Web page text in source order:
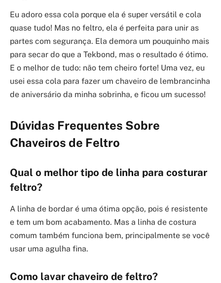
Eu adoro essa cola porque ela é super versátil e cola
quase tudo! Mas no feltro, ela é perfeita para unir as
partes com segurança. Ela demora um pouquinho mais
para secar do que a Tekbond, mas o resultado é ótimo.
E o melhor de tudo: não tem cheiro forte! Uma vez, eu
usei essa cola para fazer um chaveiro de lembrancinha
de aniversário da minha sobrinha, e ficou um sucesso!
Dúvidas Frequentes Sobre
Chaveiros de Feltro
Qual o melhor tipo de linha para costurar
feltro?
A linha de bordar é uma ótima opção, pois é resistente
e tem um bom acabamento. Mas a linha de costura
comum também funciona bem, principalmente se você
usar uma agulha fina.
Como lavar chaveiro de feltro?